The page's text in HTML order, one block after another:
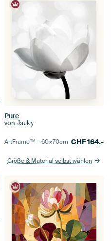
Pure
von Jacky
ArtFrame™ –60×70cm CHF164.-
Größe & Material selbst wählen